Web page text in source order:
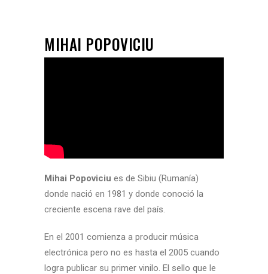
MIHAI POPOVICIU
Mihai Popoviciu es de Sibiu (Rumanía)
donde nació en 1981 y donde conoció la
creciente escena rave del país.
En el 2001 comienza a producir música
electrónica pero no es hasta el 2005 cuando
logra publicar su primer vinilo. El sello que le